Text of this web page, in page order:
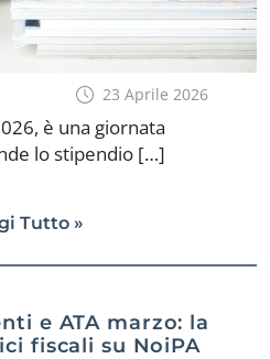
23 Aprile 2026
è una giornata
lo stipendio […]
Tutto »
e ATA marzo: la
fiscali su NoiPA